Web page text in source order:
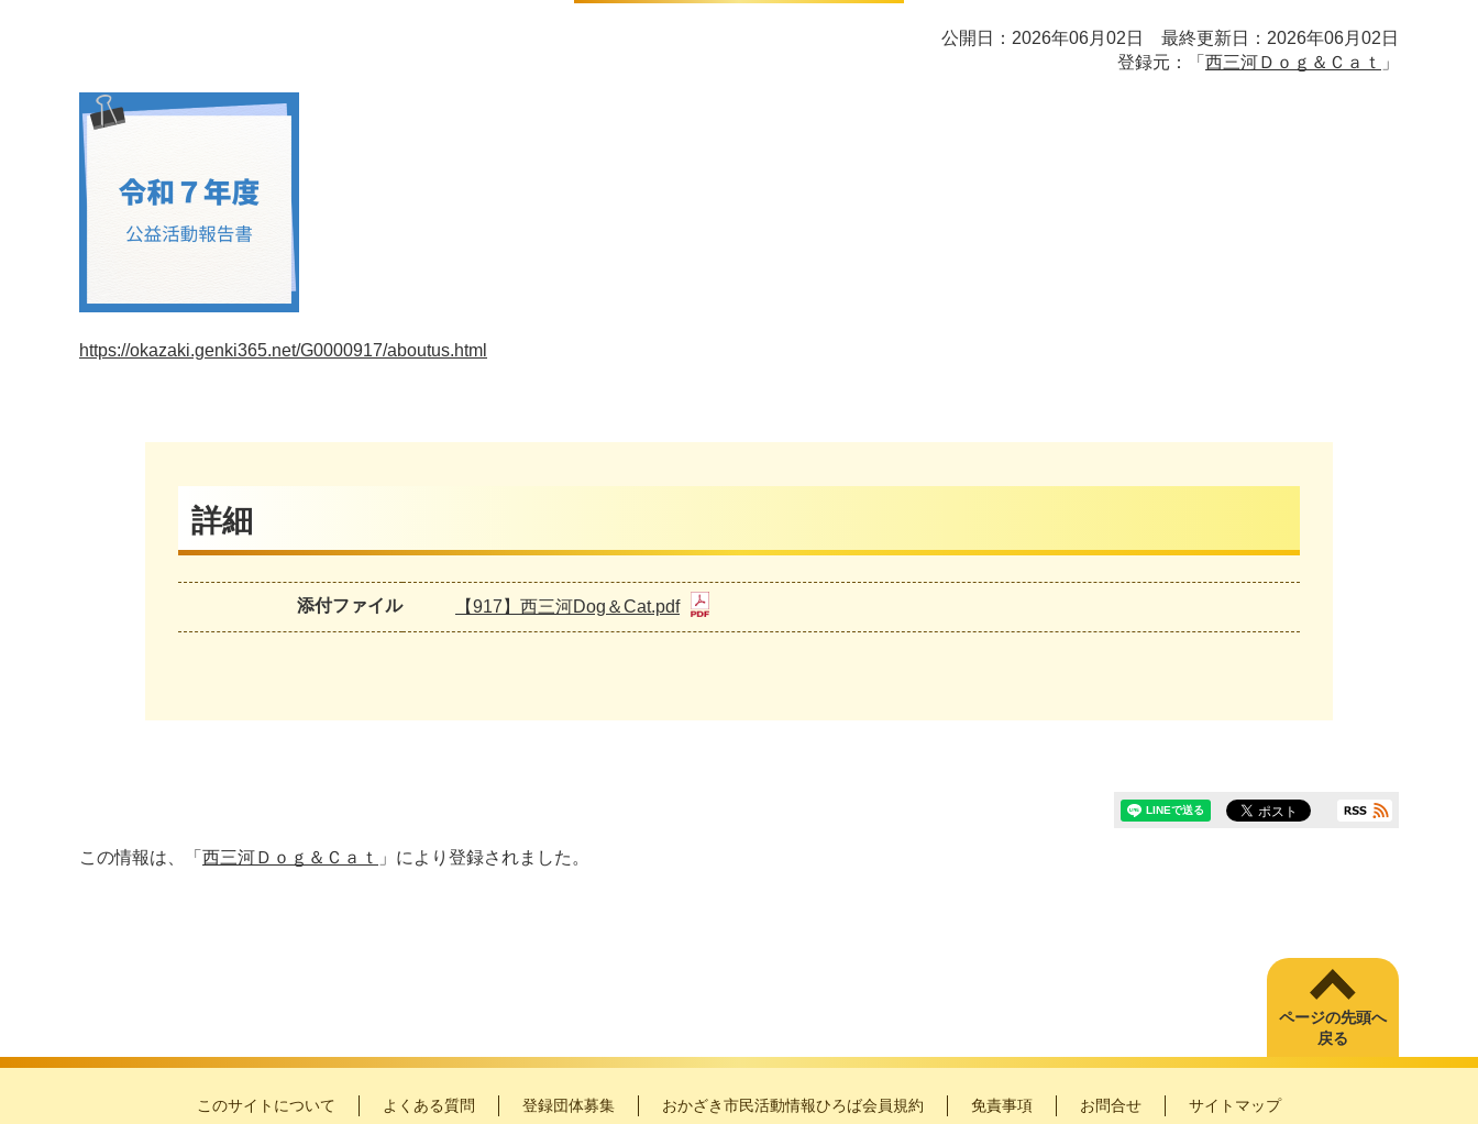
公開日：2026年06月02日 最終更新日：2026年06月02日
登録元：「 西三河Ｄｏｇ＆Ｃａｔ 」
https://okazaki.genki365.net/G0000917/aboutus.html
詳細
添付ファイル 【917】西三河Dog＆Cat.pdf
この情報は、「 西三河Ｄｏｇ＆Ｃａｔ 」により登録されました。
ページの先頭へ
戻る
このサイトについて よくある質問 登録団体募集 おかざき市民活動情報ひろば会員規約 免責事項 お問合せ サイトマップ